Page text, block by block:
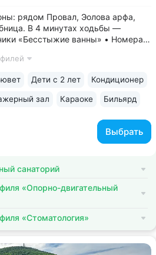
рядом Провал, Эолова арфа,
В 4 минутах ходьбы —
«Бесстыжие ванны» • Номера
хребет. Есть номера с балконом
Выбрать
Дети с 2 лет Кондиционер
зал Караоке Бильярд
санаторий
«Опорно-двигательный
«Стоматология»